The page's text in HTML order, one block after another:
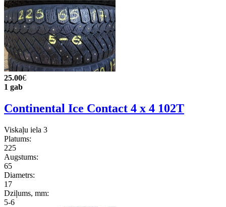
25.00€
1 gab
Continental Ice Contact 4 x 4 102T
Viskaļu iela 3
Platums:
225
Augstums:
65
Diametrs:
17
Dziļums, mm:
5-6